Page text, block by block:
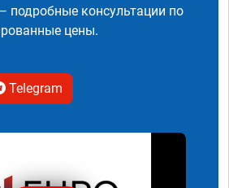
подробные консультации по
цены.
Telegram